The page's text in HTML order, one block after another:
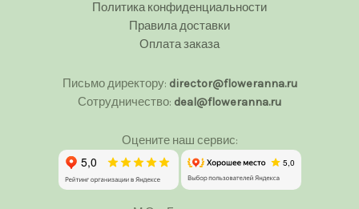
Политика конфиденциальности
Правила доставки
Оплата заказа
Письмо директору: director@floweranna.ru
Сотрудничество: deal@floweranna.ru
Оцените наш сервис: